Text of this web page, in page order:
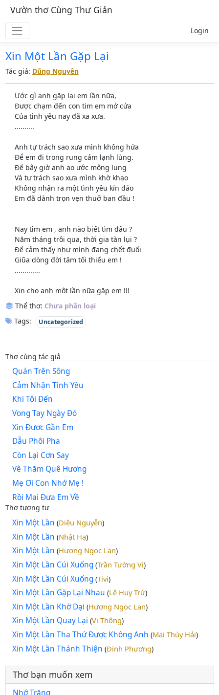
Vườn thơ Cùng Thư Giản
Login
Xin Một Lần Gặp Lại
Tác giả: Dũng Nguyên
Ước gì anh gặp lại em lần nữa,
Được chạm đến con tim em mở cửa
Của tình yêu nay đã xa xưa.
..........
Anh tự trách sao xưa mình không hứa
Để em đi trong rung cảm lạnh lùng.
Để bây giờ anh ao ước mông lung
Và tự trách sao xưa mình khờ khạo
Không nhận ra một tình yêu kín đáo
Em đã dành trọn vẹn thuở ban đầu !
Nay tìm em , anh nào biết tìm đâu ?
Năm tháng trôi qua, thời gia tàn lụi ?
Để cảm thấy như mình đang chết đuối
Giũa dòng đời tăm tối thiếu em !
.............
Xin cho anh một lần nữa gặp em !!!
Thể thơ: Chưa phân loại
Tags:
Uncategorized
Thơ cùng tác giả
Quán Trên Sông
Cảm Nhận Tình Yêu
Khi Tôi Đến
Vong Tay Ngày Đó
Xin Đươc Gần Em
Dẫu Phôi Pha
Còn Lại Cơn Say
Vê Thăm Quê Hương
Mẹ Ơi Con Nhớ Mẹ !
Rồi Mai Đưa Em Về
Thơ tương tự
Xin Một Lần (Diệu Nguyễn)
Xin Một Lần (Nhật Hạ)
Xin Một Lần (Hương Ngọc Lan)
Xin Một Lần Cúi Xuống(Trần Tường Vi)
Xin Một Lần Cúi Xuống(Tivi)
Xin Một Lần Gặp Lại Nhau (Lê Huy Trứ)
Xin Một Lần Khờ Dại (Hương Ngọc Lan)
Xin Một Lần Quay Lại (Vi Thông)
Xin Một Lần Tha Thứ Được Không Anh (Mai Thúy Hải)
Xin Một Lần Thánh Thiện (Đinh Phương)
Thơ bạn muốn xem